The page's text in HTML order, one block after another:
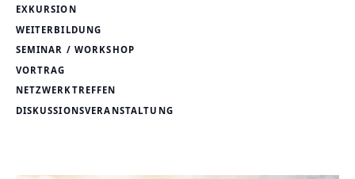
EXKURSION
WEITERBILDUNG
SEMINAR / WORKSHOP
VORTRAG
NETZWERKTREFFEN
DISKUSSIONSVERANSTALTUNG